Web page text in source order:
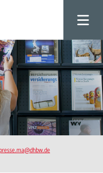
presse.ma@dhbw.de